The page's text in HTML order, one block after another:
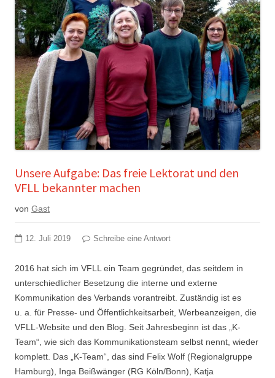
Unsere Aufgabe: Das freie Lektorat und den
VFLL bekannter machen
von Gast
12. Juli 2019 Schreibe eine Antwort
2016 hat sich im VFLL ein Team gegründet, das seitdem in
unterschiedlicher Besetzung die interne und externe
Kommunikation des Verbands vorantreibt. Zuständig ist es
u. a. für Presse- und Öffentlichkeitsarbeit, Werbeanzeigen, die
VFLL-Website und den Blog. Seit Jahresbeginn ist das „K-
Team“, wie sich das Kommunikationsteam selbst nennt, wieder
komplett. Das „K-Team“, das sind Felix Wolf (Regionalgruppe
Hamburg), Inga Beißwänger (RG Köln/Bonn), Katja